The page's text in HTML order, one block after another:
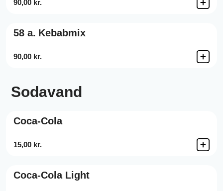
90,00 kr.
58 a. Kebabmix
90,00 kr.
Sodavand
Coca-Cola
15,00 kr.
Coca-Cola Light